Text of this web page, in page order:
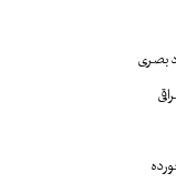
بصری